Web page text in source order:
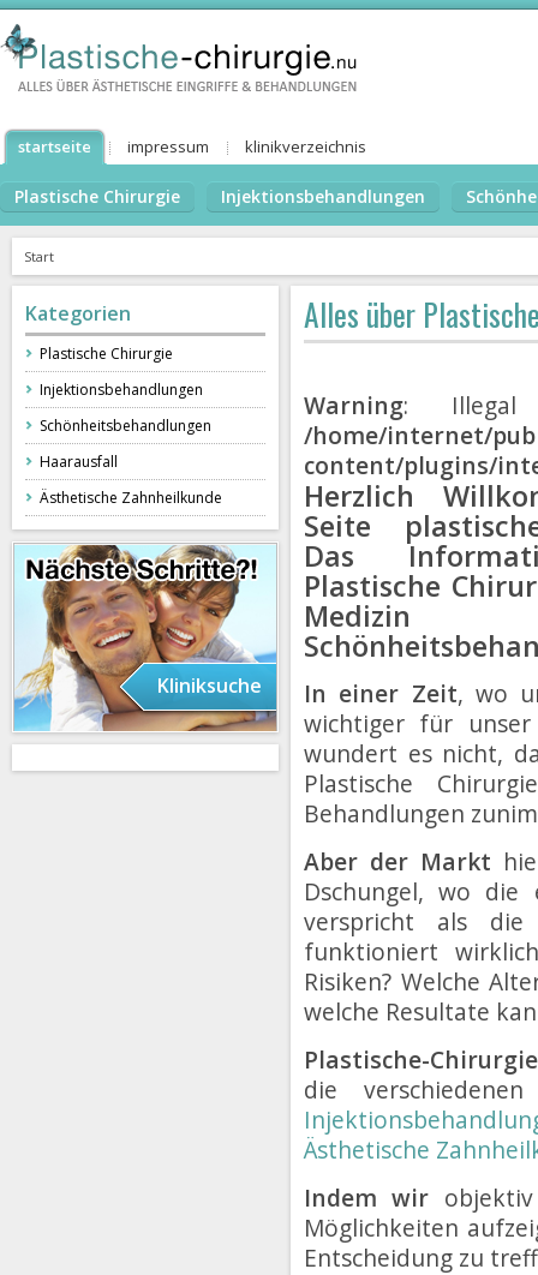
Alles über
Warning: Illegal
/home/internet/
content/plugins/
Herzlich
Seite
Das
Plastische
In einer Zeit, wo
wichtiger für
wundert es nicht,
Plastische
Behandlungen
Aber der Markt
Dschungel, wo
verspricht als die
funktioniert
Risiken? Welche
welche Resultate
Plastische-
die
Ästhetische
Indem wir
Möglichkeiten
Entscheidung zu
Kategorien
Plastische Chirurgie
Injektionsbehandlungen
Schönheitsbehandlungen
Haarausfall
Ästhetische Zahnheilkunde
Kliniksuche
Start
startseite impressum klinikverzeichnis
Plastische Chirurgie Injektionsbehandlungen